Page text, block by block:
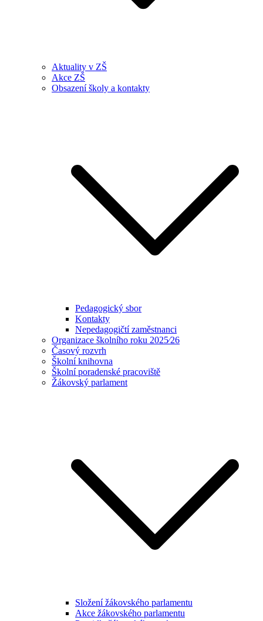
Aktuality v ZŠ
Akce ZŠ
Obsazení školy a kontakty
Pedagogický sbor
Kontakty
Nepedagogičtí zaměstnanci
Organizace školního roku 2025⁄26
Časový rozvrh
Školní knihovna
Školní poradenské pracoviště
Žákovský parlament
Složení žákovského parlamentu
Akce žákovského parlamentu